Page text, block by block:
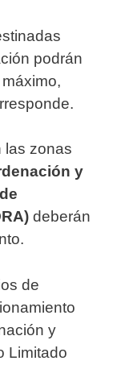
podrán
las zonas
y
deberán
de
y
Limitado